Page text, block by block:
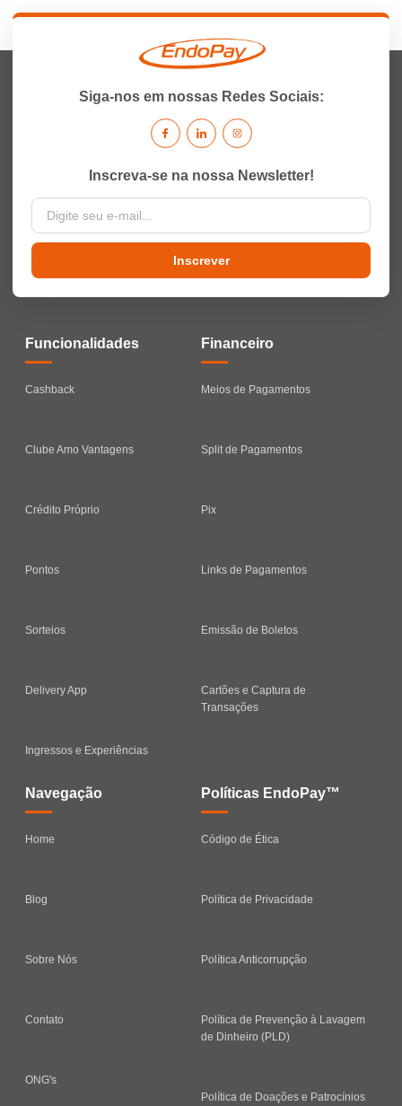
Siga-nos em nossas Redes Sociais:
Inscreva-se na nossa Newsletter!
Inscrever
Funcionalidades
Cashback
Clube Amo Vantagens
Crédito Próprio
Pontos
Sorteios
Delivery App
Ingressos e Experiências
Financeiro
Meios de Pagamentos
Split de Pagamentos
Pix
Links de Pagamentos
Emissão de Boletos
Cartões e Captura de
Transações
Navegação
Home
Blog
Sobre Nós
Contato
ONG's
Políticas EndoPay™
Código de Ética
Política de Privacidade
Política Anticorrupção
Política de Prevenção à Lavagem
de Dinheiro (PLD)
Política de Doações e Patrocínios